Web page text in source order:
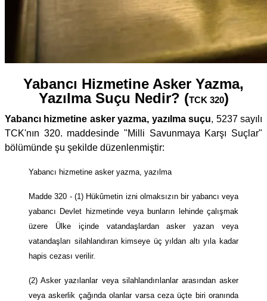
Yabancı Hizmetine Asker Yazma,
Yazılma Suçu Nedir? (TCK 320)
Yabancı hizmetine asker yazma, yazılma suçu, 5237 sayılı
TCK'nın 320. maddesinde "Milli Savunmaya Karşı Suçlar"
bölümünde şu şekilde düzenlenmiştir:
Yabancı hizmetine asker yazma, yazılma
Madde 320 - (1) Hükûmetin izni olmaksızın bir yabancı veya
yabancı Devlet hizmetinde veya bunların lehinde çalışmak
üzere Ülke içinde vatandaşlardan asker yazan veya
vatandaşları silahlandıran kimseye üç yıldan altı yıla kadar
hapis cezası verilir.
(2) Asker yazılanlar veya silahlandırılanlar arasından asker
veya askerlik çağında olanlar varsa ceza üçte biri oranında